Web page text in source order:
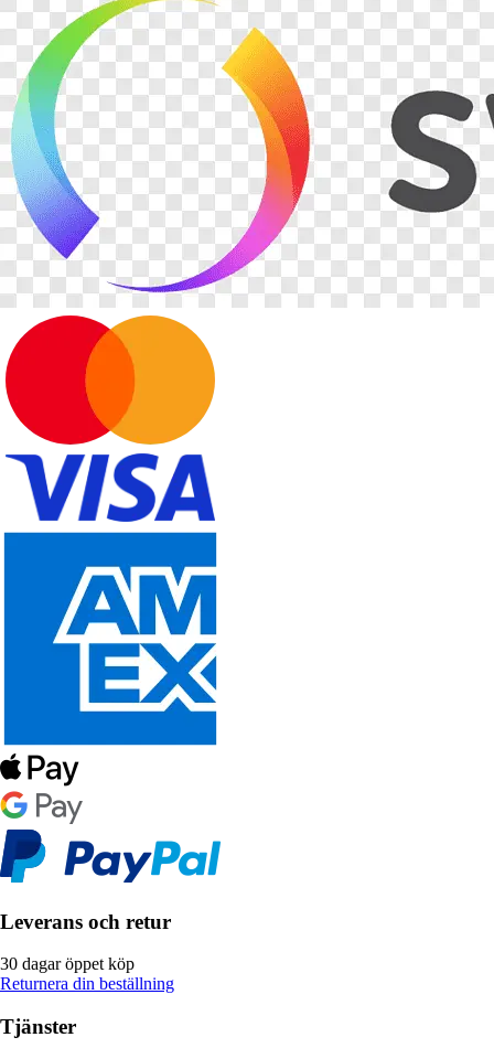
Leverans och retur
30 dagar öppet köp
Returnera din beställning
Tjänster